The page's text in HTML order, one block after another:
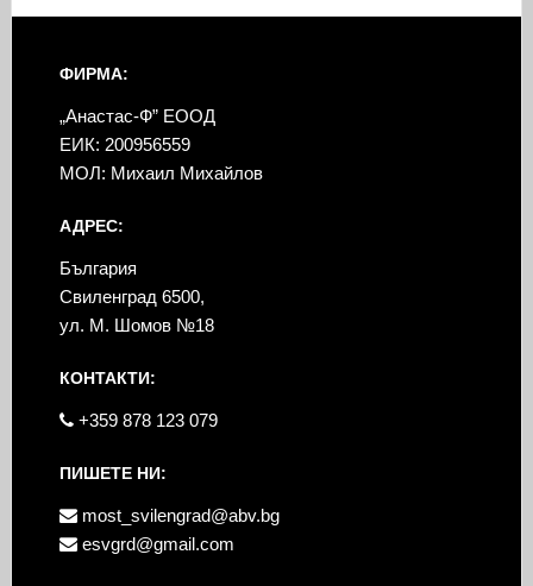
ФИРМА:
„Анастас-Ф” ЕООД
ЕИК: 200956559
МОЛ: Михаил Михайлов
АДРЕС:
България
Свиленград 6500,
ул. М. Шомов №18
КОНТАКТИ:
+359 878 123 079
ПИШЕТЕ НИ:
most_svilengrad@abv.bg
esvgrd@gmail.com